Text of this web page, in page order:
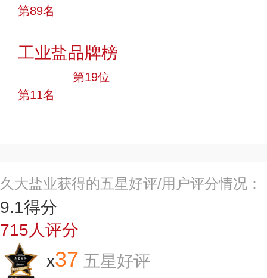
第89名
工业盐品牌榜
第19位
第11名
久大盐业获得的五星好评/用户评分情况：
9.1得分
715人评分
x37 五星好评